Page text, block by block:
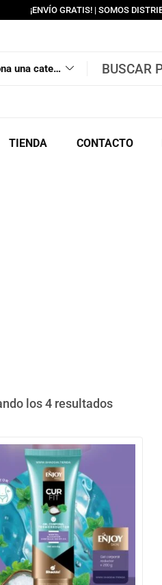
¡ENVÍO GRATIS! | SOMOS
Selecciona una categoría
TIENDA CONTACTO
los 4 resultados